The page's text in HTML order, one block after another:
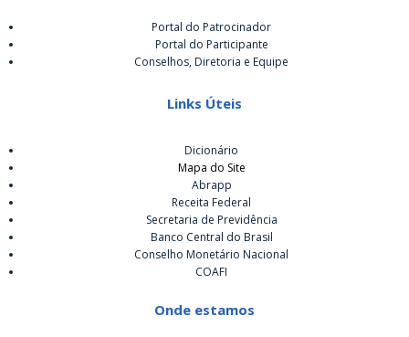
Portal do Patrocinador
Portal do Participante
Conselhos, Diretoria e Equipe
Links Úteis
Dicionário
Mapa do Site
Abrapp
Receita Federal
Secretaria de Previdência
Banco Central do Brasil
Conselho Monetário Nacional
COAFI
Onde estamos